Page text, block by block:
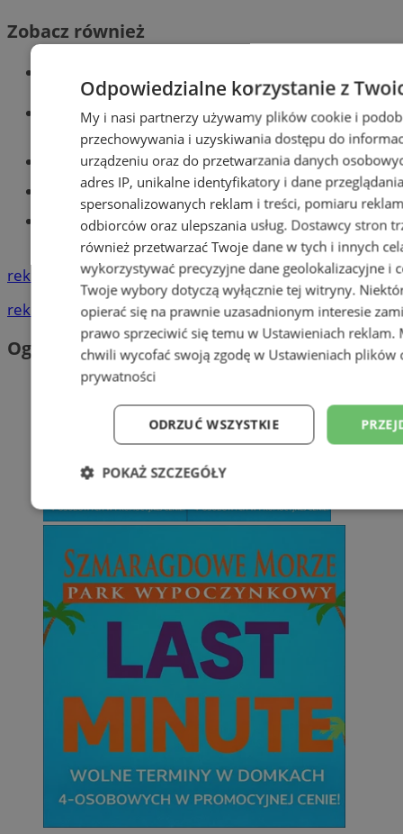
Zobacz również
Wiadomości lokalne
Części samochodowe do -70%!
Tworzenie stron www - Tychy
Znajdź pracę - codziennie nowe
ogłoszenia
reklama
reklama
Ogłoszenia
Odpowiedzialne korzystanie z
My i nasi partnerzy używamy plików cookie i
przechowywania i uzyskiwania dostępu do
urządzeniu oraz do przetwarzania danych
adres IP, unikalne identyfikatory i dane
spersonalizowanych reklam i treści, pomiaru
odbiorców oraz ulepszania usług. Dostawcy stron
również przetwarzać Twoje dane w tych i innych
wykorzystywać precyzyjne dane geolokalizacyjne i
Twoje wybory dotyczą wyłącznie tej witryny.
opierać się na prawnie uzasadnionym interesie
prawo sprzeciwić się temu w Ustawieniach reklam.
chwili wycofać swoją zgodę w Ustawieniach plików
prywatności
ODRZUĆ WSZYSTKIE
POKAŻ SZCZEGÓŁY
Niezbędne Wydajność
Niesklasyfikowane
Niezbędne Wydajność Targetowanie
Niezbędne pliki cookie umożliwiają korzystanie z podstawowych
takich jak logowanie użytkownika i zarządzanie kontem. Bez
można prawidłowo korzystać ze strony internetowej.
Nazwa
Provider/
Domena